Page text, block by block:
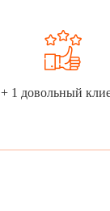
+ 1 довольный